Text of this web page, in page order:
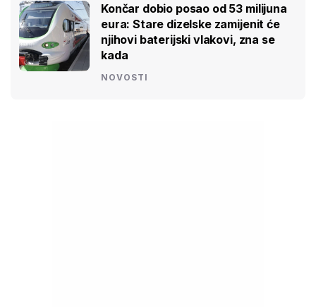
Končar dobio posao od 53 milijuna
eura: Stare dizelske zamijenit će
njihovi baterijski vlakovi, zna se
kada
NOVOSTI